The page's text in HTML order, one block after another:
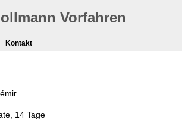
Vorfahren
Kontakt
14 Tage